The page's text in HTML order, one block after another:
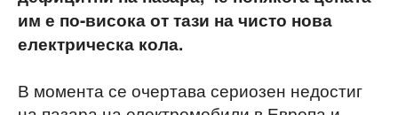
им е по-висока от тази на чисто нова
електрическа кола.
В момента се очертава сериозен недостиг